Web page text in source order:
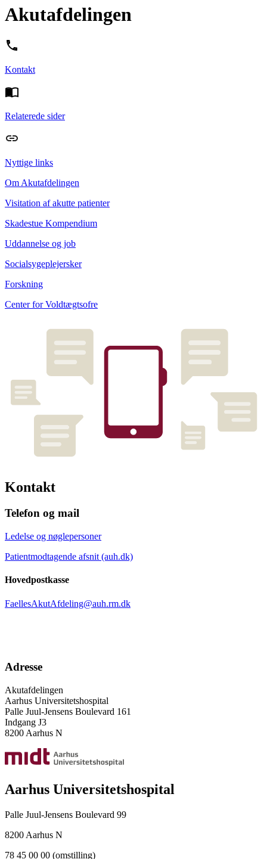
Akutafdelingen
Kontakt
Relaterede sider
Nyttige links
Om Akutafdelingen
Visitation af akutte patienter
Skadestue Kompendium
Uddannelse og job
Socialsygeplejersker
Forskning
Center for Voldtægtsofre
Kontakt
Telefon og mail
Ledelse og nøglepersoner
Patientmodtagende afsnit (auh.dk)
Hovedpostkasse
FaellesAkutAfdeling@auh.rm.dk
Adresse
Akutafdelingen
Aarhus Universitetshospital
Palle Juul-Jensens Boulevard 161
Indgang J3
8200 Aarhus N
Aarhus Universitetshospital
Palle Juul-Jensens Boulevard 99
8200 Aarhus N
78 45 00 00 (omstilling)